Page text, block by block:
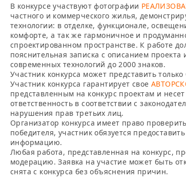
В конкурсе участвуют фотографии
частного и коммерческого жилья,
технологии: в отделке, функционале,
комфорте, а так же гармоничное и
спроектированном пространстве. К работе
пояснительная записка с описанием
современных технологий до 2000 знаков.
Участник конкурса может представить только
Участник конкурса гарантирует свое
представленным на конкурс проектам и
ответственность в соответствии с
нарушения прав третьих лиц.
Организатор конкурса имеет право
победителя, участник обязуется
информацию.
Любая работа, представленная на конкурс,
модерацию. Заявка на участие может быть
снята с конкурса без объяснения причин.